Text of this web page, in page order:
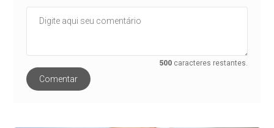
500 caracteres restantes.
Comentar